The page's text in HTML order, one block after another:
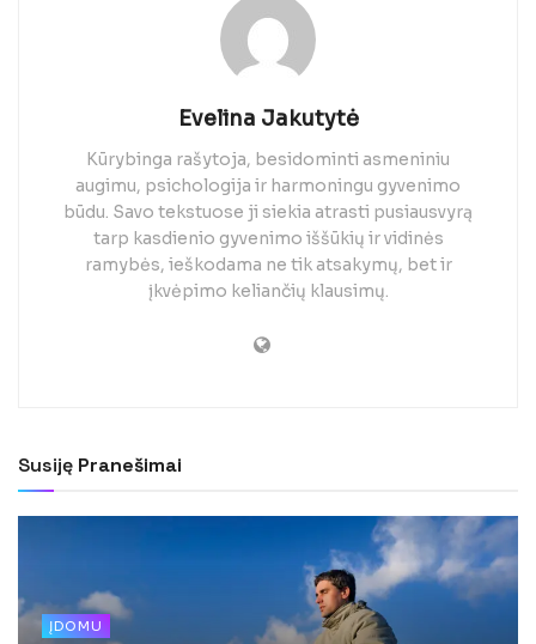
Evelina Jakutytė
Kūrybinga rašytoja, besidominti asmeniniu
augimu, psichologija ir harmoningu gyvenimo
būdu. Savo tekstuose ji siekia atrasti pusiausvyrą
tarp kasdienio gyvenimo iššūkių ir vidinės
ramybės, ieškodama ne tik atsakymų, bet ir
įkvėpimo keliančių klausimų.
Susiję Pranešimai
ĮDOMU